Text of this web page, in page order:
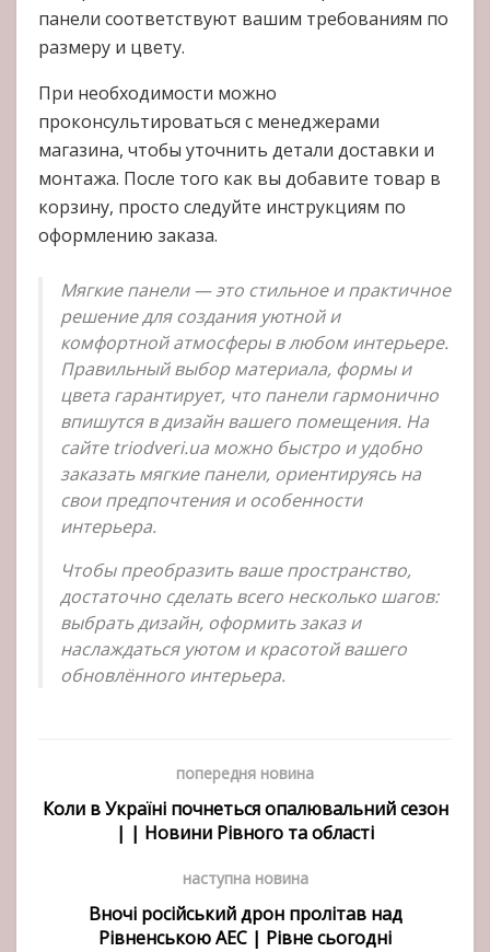
панели соответствуют вашим требованиям по
размеру и цвету.
При необходимости можно
проконсультироваться с менеджерами
магазина, чтобы уточнить детали доставки и
монтажа. После того как вы добавите товар в
корзину, просто следуйте инструкциям по
оформлению заказа.
Мягкие панели — это стильное и практичное
решение для создания уютной и
комфортной атмосферы в любом интерьере.
Правильный выбор материала, формы и
цвета гарантирует, что панели гармонично
впишутся в дизайн вашего помещения. На
сайте triodveri.ua можно быстро и удобно
заказать мягкие панели, ориентируясь на
свои предпочтения и особенности
интерьера.
Чтобы преобразить ваше пространство,
достаточно сделать всего несколько шагов:
выбрать дизайн, оформить заказ и
наслаждаться уютом и красотой вашего
обновлённого интерьера.
попередня новина
Коли в Україні почнеться опалювальний сезон
| | Новини Рівного та області
наступна новина
Вночі російський дрон пролітав над
Рівненською АЕС | Рівне сьогодні